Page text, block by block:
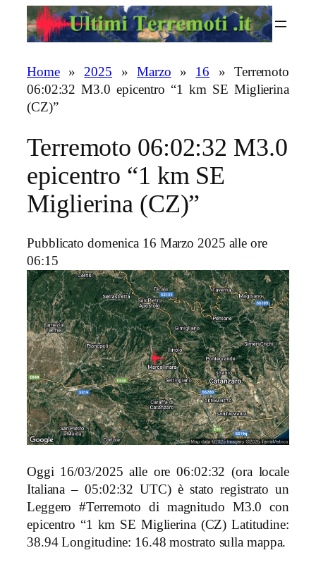
Home»2025 » Marzo » 16 » Terremoto
06:02:32 M3.0 epicentro “1 km SE Miglierina
(CZ)”
Terremoto 06:02:32 M3.0
epicentro “1 km SE
Miglierina (CZ)”
Pubblicato domenica 16 Marzo 2025 alle ore
06:15
Oggi 16/03/2025 alle ore 06:02:32 (ora locale
Italiana – 05:02:32 UTC) è stato registrato un
Leggero #Terremoto di magnitudo M3.0 con
epicentro “1 km SE Miglierina (CZ) Latitudine:
38.94 Longitudine: 16.48 mostrato sulla mappa.